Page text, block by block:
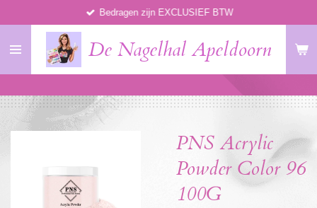
naar
hoofdinhoud
De Nagelhal Apeldoorn
Bedragen zijn EXCLUSIEF BTW
PNS Acrylic
Powder Color 96
100G